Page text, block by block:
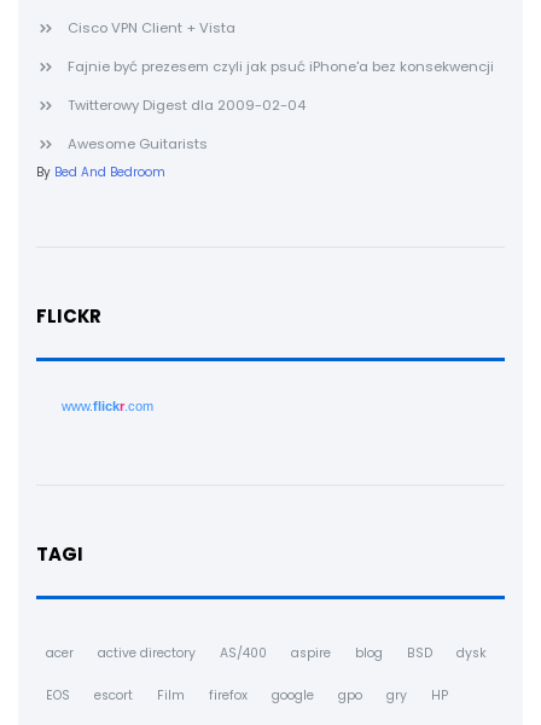
Cisco VPN Client + Vista
Fajnie być prezesem czyli jak psuć iPhone'a bez konsekwencji
Twitterowy Digest dla 2009-02-04
Awesome Guitarists
By Bed And Bedroom
FLICKR
www.flickr.com
TAGI
acer active directory AS/400 aspire blog BSD dysk
EOS escort Film firefox google gpo gry HP